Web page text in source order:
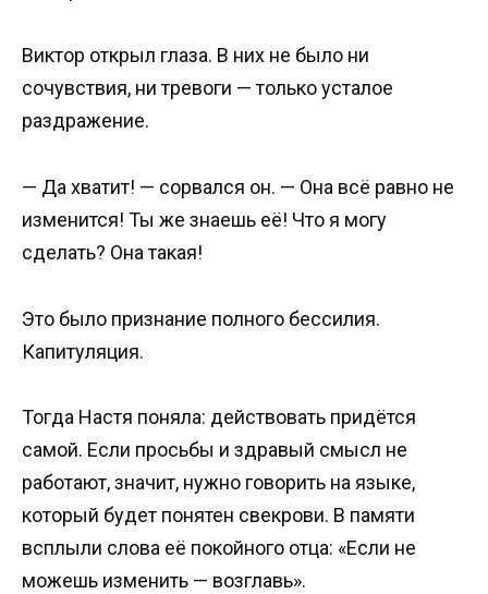
Виктор открыл глаза. В них не было ни
сочувствия, ни тревоги — только усталое
раздражение.
— Да хватит! — сорвался он. — Она всё равно не
изменится! Ты же знаешь её! Что я могу
сделать? Она такая!
Это было признание полного бессилия.
Капитуляция.
Тогда Настя поняла: действовать придётся
самой. Если просьбы и здравый смысл не
работают, значит, нужно говорить на языке,
который будет понятен свекрови. В памяти
всплыли слова её покойного отца: «Если не
можешь изменить — возглавь».